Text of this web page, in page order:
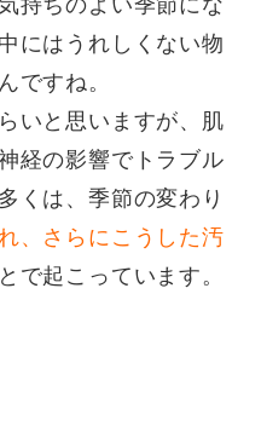
持ちのよい季節にな
にはうれしくない物
ですね。
いと思いますが、肌
経の影響でトラブル
くは、季節の変わり
、さらにこうした汚
で起こっています。